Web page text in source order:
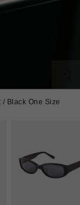
Black One Size